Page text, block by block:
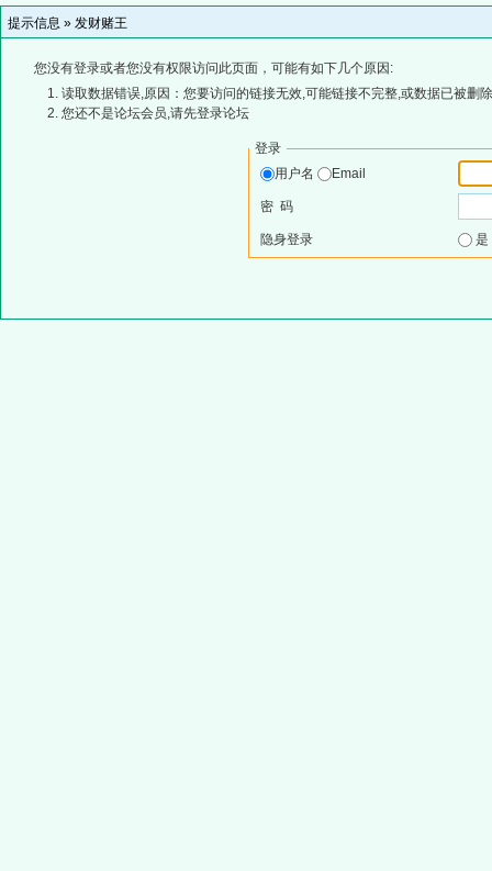
提示信息 » 发财赌王
您没有登录或者您没有权限访问此页面，可能有如下几个原因:
读取数据错误,原因：您要访问的链接无效,可能链接不完整,或数据已被删
您还不是论坛会员,请先登录论坛
登录
用户名
Email
密 码
隐身登录